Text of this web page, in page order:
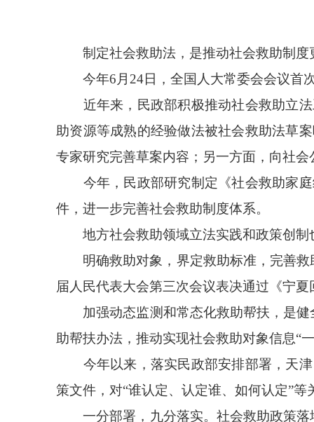
制定社会救助法，是推动社会救助制度
今年6月24日，全国人大常委会会议首
近年来，民政部积极推动社会救助立法
助资源等成熟的经验做法被社会救助法草
专家研究完善草案内容；另一方面，向社
今年，民政部研究制定《社会救助家庭
件，进一步完善社会救助制度体系。
地方社会救助领域立法实践和政策创制
明确救助对象，界定救助标准，完善救
届人民代表大会第三次会议表决通过《宁
加强动态监测和常态化救助帮扶，是健
助帮扶办法，推动实现社会救助对象信息“
今年以来，落实民政部安排部署，天津
策文件，对“谁认定、认定谁、如何认定”
一分部署，九分落实。社会救助政策落